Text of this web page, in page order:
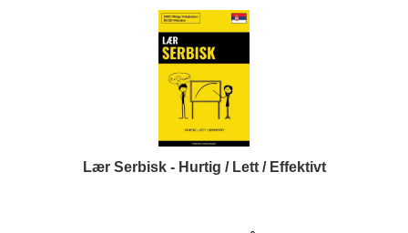
Lær Serbisk - Hurtig / Lett / Effektivt